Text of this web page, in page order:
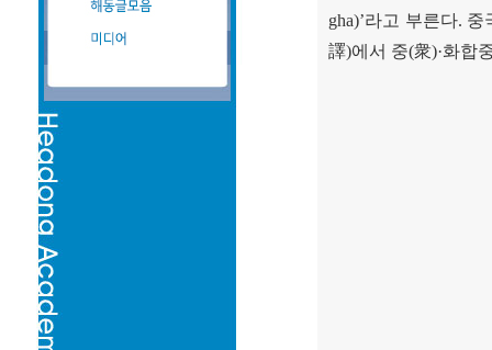
gha)’라고 부른다. 중
譯)에서 중(衆)·화합